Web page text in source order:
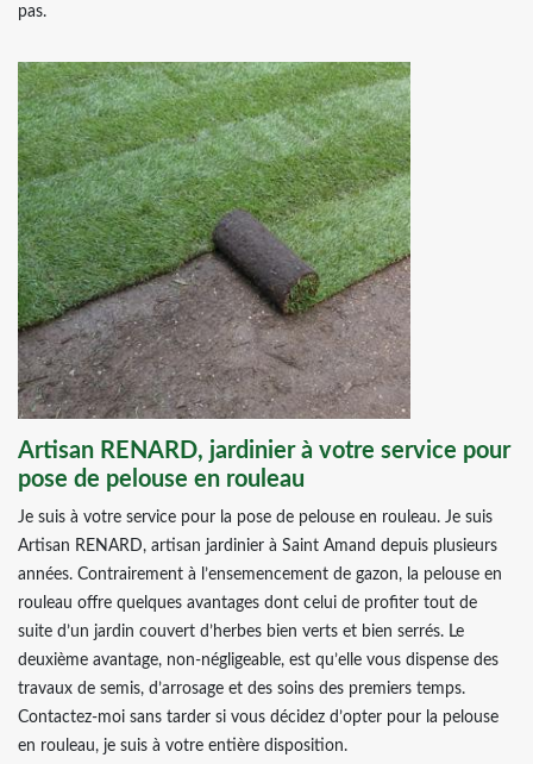
pas.
Artisan RENARD, jardinier à votre service pour
pose de pelouse en rouleau
Je suis à votre service pour la pose de pelouse en rouleau. Je suis
Artisan RENARD, artisan jardinier à Saint Amand depuis plusieurs
années. Contrairement à l’ensemencement de gazon, la pelouse en
rouleau offre quelques avantages dont celui de profiter tout de
suite d’un jardin couvert d’herbes bien verts et bien serrés. Le
deuxième avantage, non-négligeable, est qu’elle vous dispense des
travaux de semis, d’arrosage et des soins des premiers temps.
Contactez-moi sans tarder si vous décidez d’opter pour la pelouse
en rouleau, je suis à votre entière disposition.